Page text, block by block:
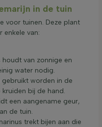
in de tuin
voor tuinen. Deze plant
enkele van:
van zonnige en
water nodig.
gebruikt worden in de
bij de hand.
een aangename geur,
de tuin.
trekt bijen aan die